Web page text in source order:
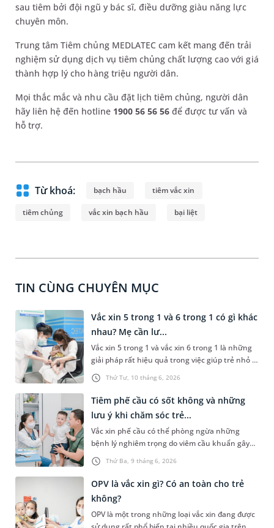
sau tiêm bởi đội ngũ y bác sĩ, điều dưỡng giàu năng lực
chuyên môn.
Trung tâm Tiêm chủng MEDLATEC cam kết mang đến trải
nghiệm sử dụng dịch vụ tiêm chủng chất lượng cao với giá
thành hợp lý cho hàng triệu người dân.
Mọi thắc mắc và nhu cầu đặt lịch tiêm chủng, người dân
hãy liên hệ đến hotline 1900 56 56 56để được tư vấn và
hỗ trợ.
Từ khoá: bạch hầu tiêm vắc xin
tiêm chủng vắc xin bạch hầu bại liệt
TIN CÙNG CHUYÊN MỤC
Thứ Tư, 10 tháng 6, 2026
Vắc xin 5 trong 1 và 6 trong 1 có gì khác
nhau? Mẹ cần lư...
Vắc xin 5 trong 1 và vắc xin 6 trong 1 là những
giải pháp rất hiệu quả trong việc giúp trẻ nhỏ -
đối tượng có hệ miễn dịch yếu, phòng tránh
được một số bệnh lý nghiêm trọng. Vậy vắc xin
5 trong 1 và 6 trong 1 có gì khác nhau? Bài viết
dưới đây sẽ giải thích giúp các bậc phụ huynh
hiểu rõ và phân biệt được 2 loại vắc xin này
cùng với một số lưu ý cần thiết sau tiêm.
Thứ Ba, 9 tháng 6, 2026
Tiêm phế cầu có sốt không và những
lưu ý khi chăm sóc trẻ...
Vắc xin phế cầu có thể phòng ngừa những
bệnh lý nghiêm trọng do viêm cầu khuẩn gây
ra. Tuy nhiên, nhiều người lo ngại về những tác
dụng phụ của loại vắc xin này, đặc biệt là hiện
tượng sốt sau tiêm. Vậy tiêm phế cầu có sốt
không và cần lưu ý những gì khi chăm sóc trẻ
sau tiêm?
OPV là vắc xin gì? Có an toàn cho trẻ
không?
OPV là một trong những loại vắc xin đang được